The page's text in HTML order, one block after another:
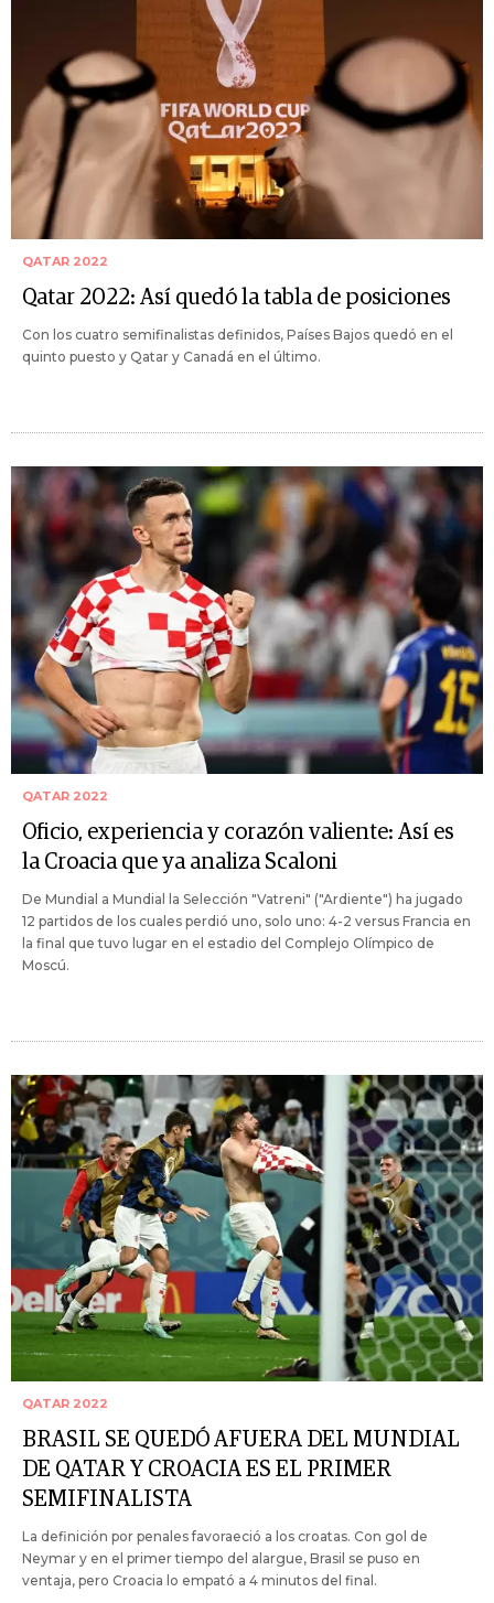
QATAR 2022
Qatar 2022: Así quedó la tabla de posiciones
Con los cuatro semifinalistas definidos, Países Bajos quedó en el
quinto puesto y Qatar y Canadá en el último.
QATAR 2022
Oficio, experiencia y corazón valiente: Así es
la Croacia que ya analiza Scaloni
De Mundial a Mundial la Selección "Vatreni" ("Ardiente") ha jugado
12 partidos de los cuales perdió uno, solo uno: 4-2 versus Francia en
la final que tuvo lugar en el estadio del Complejo Olímpico de
Moscú.
QATAR 2022
BRASIL SE QUEDÓ AFUERA DEL MUNDIAL
DE QATAR Y CROACIA ES EL PRIMER
SEMIFINALISTA
La definición por penales favoraeció a los croatas. Con gol de
Neymar y en el primer tiempo del alargue, Brasil se puso en
ventaja, pero Croacia lo empató a 4 minutos del final.